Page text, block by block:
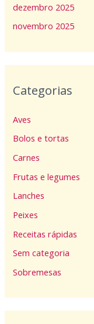
dezembro 2025
novembro 2025
Categorias
Aves
Bolos e tortas
Carnes
Frutas e legumes
Lanches
Peixes
Receitas rápidas
Sem categoria
Sobremesas